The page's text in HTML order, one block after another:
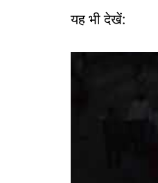
यह भी देखें: